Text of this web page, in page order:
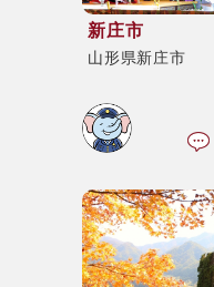
新庄市
山形県新庄市